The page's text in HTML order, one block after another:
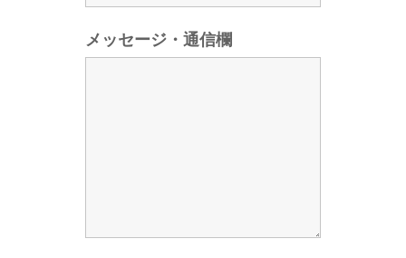
メッセージ・通信欄